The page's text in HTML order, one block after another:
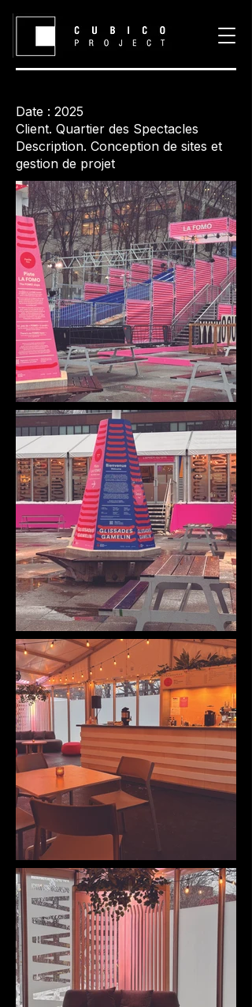
Date : 2025
Client. Quartier des Spectacles
Description. Conception de sites et
gestion de projet